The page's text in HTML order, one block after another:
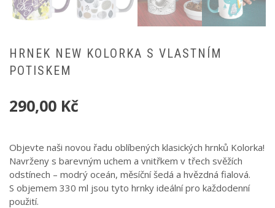
HRNEK NEW KOLORKA S VLASTNÍM
POTISKEM
290,00 Kč
Objevte naši novou řadu oblíbených klasických hrnků Kolorka!
Navrženy s barevným uchem a vnitřkem v třech svěžích
odstínech – modrý oceán, měsíční šedá a hvězdná fialová.
S objemem 330 ml jsou tyto hrnky ideální pro každodenní
použití.